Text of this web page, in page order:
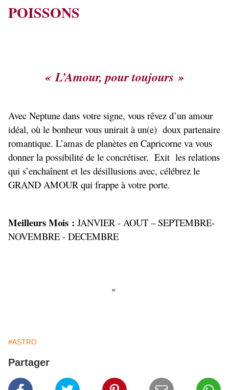
POISSONS
« L’Amour, pour toujours »
Avec Neptune dans votre signe, vous rêvez d’un amour
idéal, où le bonheur vous unirait à un(e) doux partenaire
romantique. L’amas de planètes en Capricorne va vous
donner la possibilité de le concrétiser. Exit les relations
qui s’enchaînent et les désillusions avec, célébrez le
GRAND AMOUR qui frappe à votre porte.
Meilleurs Mois : JANVIER - AOUT – SEPTEMBRE-
NOVEMBRE - DECEMBRE
«
#ASTRO
Partager